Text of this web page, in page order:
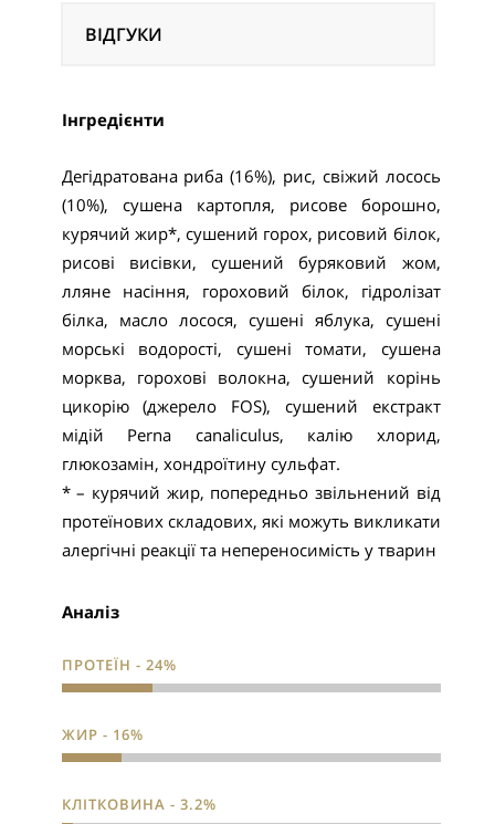
ВІДГУКИ
Інгредієнти
Дегідратована риба (16%), рис, свіжий лосось
(10%), сушена картопля, рисове борошно,
курячий жир*, сушений горох, рисовий білок,
рисові висівки, сушений буряковий жом,
лляне насіння, гороховий білок, гідролізат
білка, масло лосося, сушені яблука, сушені
морські водорості, сушені томати, сушена
морква, горохові волокна, сушений корінь
цикорію (джерело FOS), сушений екстракт
мідій Perna canaliculus, калію хлорид,
глюкозамін, хондроїтину сульфат.
* – курячий жир, попередньо звільнений від
протеїнових складових, які можуть викликати
алергічні реакції та непереносимість у тварин
Аналіз
ПРОТЕЇН - 24%
ЖИР - 16%
КЛІТКОВИНА - 3.2%